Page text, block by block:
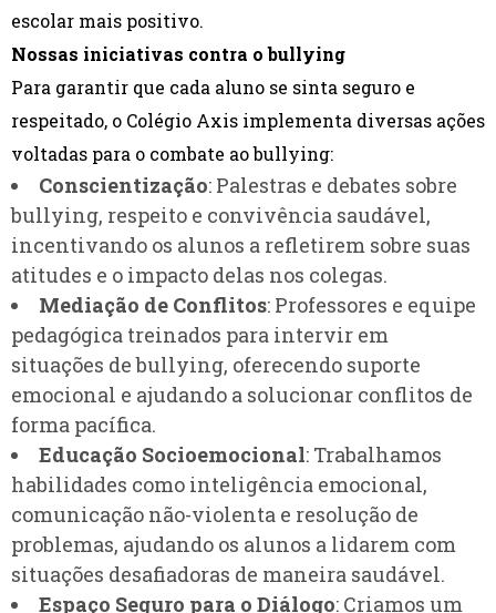
escolar mais positivo.
Nossas iniciativas contra o bullying
Para garantir que cada aluno se sinta seguro e
respeitado, o Colégio Axis implementa diversas ações
voltadas para o combate ao bullying:
Conscientização: Palestras e debates sobre
bullying, respeito e convivência saudável,
incentivando os alunos a refletirem sobre suas
atitudes e o impacto delas nos colegas.
Mediação de Conflitos: Professores e equipe
pedagógica treinados para intervir em
situações de bullying, oferecendo suporte
emocional e ajudando a solucionar conflitos de
forma pacífica.
Educação Socioemocional: Trabalhamos
habilidades como inteligência emocional,
comunicação não-violenta e resolução de
problemas, ajudando os alunos a lidarem com
situações desafiadoras de maneira saudável.
Espaço Seguro para o Diálogo: Criamos um